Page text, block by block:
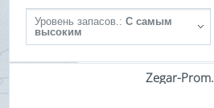
Уровень запасов.: С самым
высоким
Zegar-Prom.